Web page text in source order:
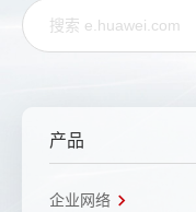
产品
企业网络